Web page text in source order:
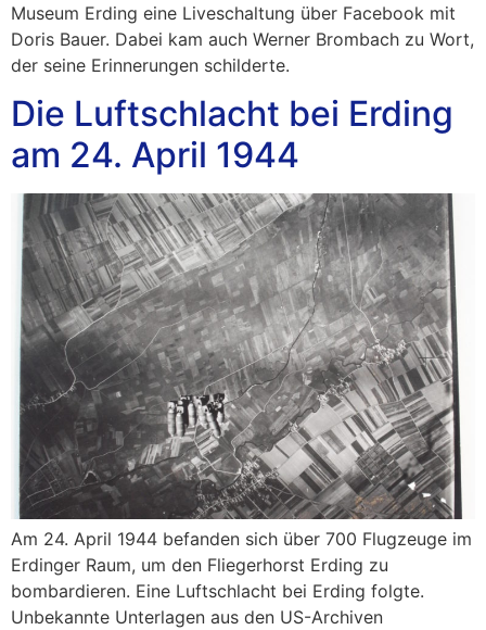
Museum Erding eine Liveschaltung über Facebook mit
Doris Bauer. Dabei kam auch Werner Brombach zu Wort,
der seine Erinnerungen schilderte.
Die Luftschlacht bei Erding
am 24. April 1944
Am 24. April 1944 befanden sich über 700 Flugzeuge im
Erdinger Raum, um den Fliegerhorst Erding zu
bombardieren. Eine Luftschlacht bei Erding folgte.
Unbekannte Unterlagen aus den US-Archiven